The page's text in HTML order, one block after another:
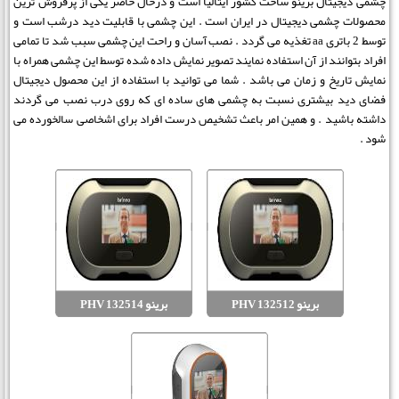
محصولات چشمی دیجیتال در ایران است . این چشمی با قابلیت دید درشب است و
توسط 2 باتری aa تغذیه می گردد . نصب آسان و راحت این چشمی سبب شد تا تمامی
افراد بتوانند از آن استفاده نمایند تصویر نمایش داده شده توسط این چشمی همراه با
نمایش تاریخ و زمان می باشد . شما می توانید با استفاده از این محصول دیجیتال
فضای دید بیشتری نسبت به چشمی های ساده ای که روی درب نصب می گردند
داشته باشید . و همین امر باعث تشخیص درست افراد برای اشخاصی سالخورده می
شود .
برینو PHV 132512 برینو PHV 132514